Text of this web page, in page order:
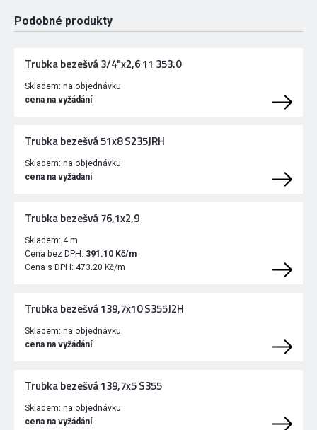
Podobné produkty
Trubka bezešvá 3/4"x2,6 11 353.0
Skladem: na objednávku
cena na vyžádání
Trubka bezešvá 51x8 S235JRH
Skladem: na objednávku
cena na vyžádání
Trubka bezešvá 76,1x2,9
Skladem: 4 m
Cena bez DPH: 391.10 Kč/m
Cena s DPH: 473.20 Kč/m
Trubka bezešvá 139,7x10 S355J2H
Skladem: na objednávku
cena na vyžádání
Trubka bezešvá 139,7x5 S355
Skladem: na objednávku
cena na vyžádání